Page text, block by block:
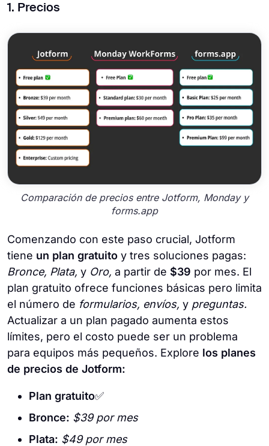
1. Precios
Comparación de precios entre Jotform, Monday y
forms.app
Comenzando con este paso crucial, Jotform
tiene un plan gratuito y tres soluciones pagas:
Bronce, Plata, y Oro, a partir de $39 por mes. El
plan gratuito ofrece funciones básicas pero limita
el número de formularios, envíos, y preguntas.
Actualizar a un plan pagado aumenta estos
límites, pero el costo puede ser un problema
para equipos más pequeños. Explore los planes
de precios de Jotform:
Plan gratuito✅
Bronce: $39 por mes
Plata: $49 por mes